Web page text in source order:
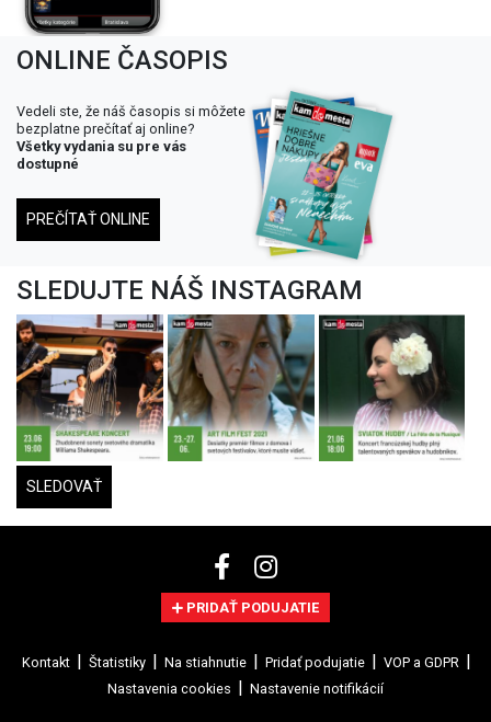
ONLINE ČASOPIS
Vedeli ste, že náš časopis si môžete
bezplatne prečítať aj online?
Všetky vydania su pre vás
dostupné
PREČÍTAŤ ONLINE
SLEDUJTE NÁŠ INSTAGRAM
SLEDOVAŤ
PRIDAŤ PODUJATIE
Kontakt Štatistiky Na stiahnutie Pridať podujatie
VOP a GDPR
Nastavenia cookies
Nastavenie notifikácií